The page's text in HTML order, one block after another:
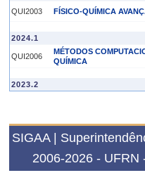
QUI2003
FÍSICO-QUÍMICA
2024.1
QUI2006
MÉTODOS
QUÍMICA
2023.2
QUI2078
TÓPICOS ESPECIAIS
SIGAA |
2006-2026 -